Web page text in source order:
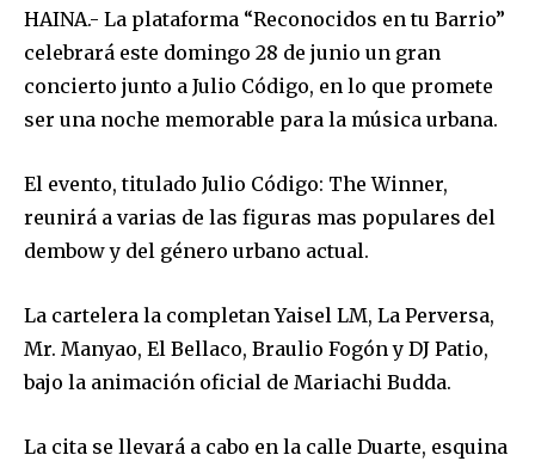
HAINA.- La plataforma “Reconocidos en tu Barrio”
celebrará este domingo 28 de junio un gran
concierto junto a Julio Código, en lo que promete
ser una noche memorable para la música urbana.
El evento, titulado Julio Código: The Winner,
reunirá a varias de las figuras mas populares del
dembow y del género urbano actual.
La cartelera la completan Yaisel LM, La Perversa,
Mr. Manyao, El Bellaco, Braulio Fogón y DJ Patio,
bajo la animación oficial de Mariachi Budda.
La cita se llevará a cabo en la calle Duarte, esquina